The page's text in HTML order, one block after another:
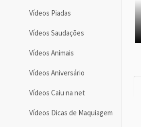
Vídeos Piadas
Vídeos Saudações
Vídeos Animais
Vídeos Aniversário
Vídeos Caiu na net
Vídeos Dicas de Maquiagem